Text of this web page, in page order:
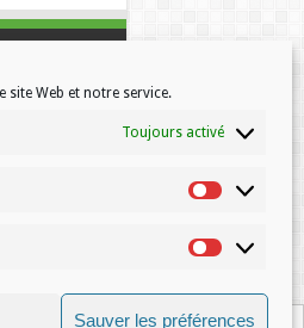
Web et notre service.
Toujours activé
Statistiques
Marketing
Sauver les préférences